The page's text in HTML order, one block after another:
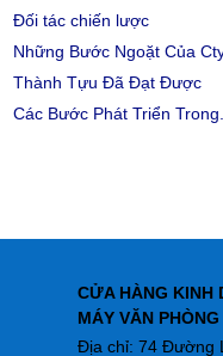
Đối tác chiến lược
Những Bước Ngoặt Của
Thành Tựu Đã Đạt Được
Các Bước Phát Triển
CỬA HÀNG KINH
MÁY VĂN PHÒNG
Địa chỉ: 74 Đường